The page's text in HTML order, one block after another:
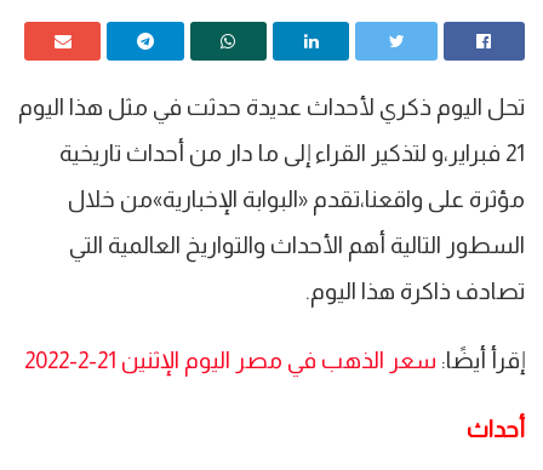
تحل اليوم ذكري لأحداث عديدة حدثت في مثل هذا اليوم
21 فبراير،و لتذكير القراء إلى ما دار من أحداث تاريخية
مؤثرة على واقعنا،تقدم «البوابة الإخبارية»من خلال
السطور التالية أهم الأحداث والتواريخ العالمية التي
تصادف ذاكرة هذا اليوم.
إقرأ أيضًا: سعر الذهب في مصر اليوم الإثنين 21-2-2022
أحداث